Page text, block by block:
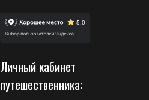
Личный кабинет
путешественника: